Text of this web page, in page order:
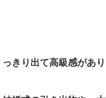
きり出て高級感があ